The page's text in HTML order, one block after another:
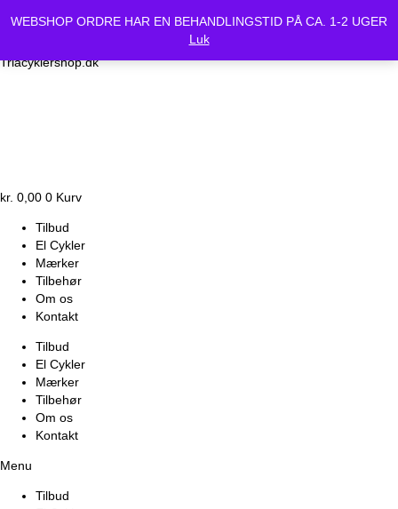
Vi holder lukket Mandag d.24/6 og Tirsdag d.25/6. Alle bestilte
cykler vil være klar Onsdag d.26-6.
Triacyklershop.dk
kr. 0,00 0 Kurv
Tilbud
El Cykler
Mærker
Tilbehør
Om os
Kontakt
Tilbud
El Cykler
Mærker
Tilbehør
Om os
Kontakt
Menu
Tilbud
WEBSHOP ORDRE HAR EN BEHANDLINGSTID PÅ CA. 1-2 UGER
Luk